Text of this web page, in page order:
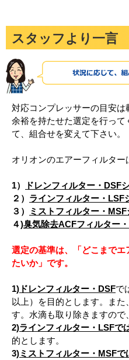
スタッフより一言
対応コンプレッサーの目安は
余裕を持たせた選定を行っ
て、組合せを変えて下さい。
オリオンのエアーフィルター
1）
ドレンフィルター・DSF
２） ラインフィルター・LSF
３）
ミストフィルター・
４)臭気除去ACFフィルター
選定の基準は、「どこまで
たいか」です。
1) ドレンフィルター・DSFで
以上）を目的とします。ま
す。水滴も取り除きますので
2)ラインフィルター・LSFで
的とします。
3)ミストフィルター・MSFで